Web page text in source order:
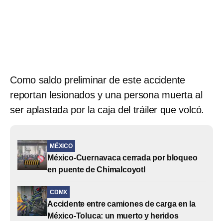
Como saldo preliminar de este accidente
reportan lesionados y una persona muerta al
ser aplastada por la caja del tráiler que volcó.
MÉXICO
México-Cuernavaca cerrada por bloqueo
en puente de Chimalcoyotl
CDMX
Accidente entre camiones de carga en la
México-Toluca: un muerto y heridos